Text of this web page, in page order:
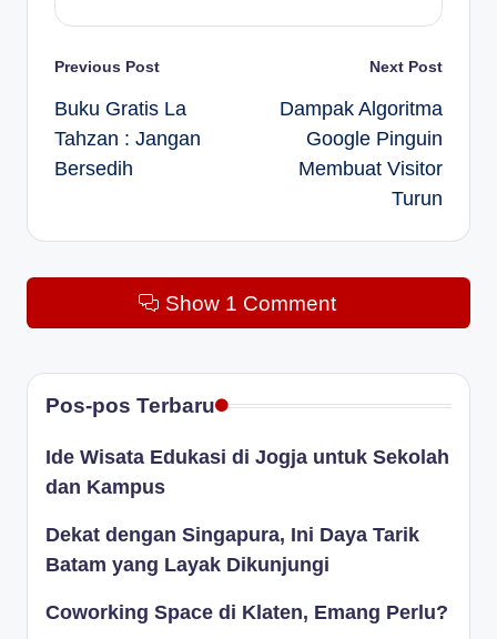
Post
navigation
Previous Post
Buku Gratis La
Tahzan : Jangan
Bersedih
Next Post
Dampak Algoritma
Google Pinguin
Membuat Visitor
Turun
Show 1 Comment
Pos-pos Terbaru
Ide Wisata Edukasi di Jogja untuk Sekolah
dan Kampus
Dekat dengan Singapura, Ini Daya Tarik
Batam yang Layak Dikunjungi
Coworking Space di Klaten, Emang Perlu?